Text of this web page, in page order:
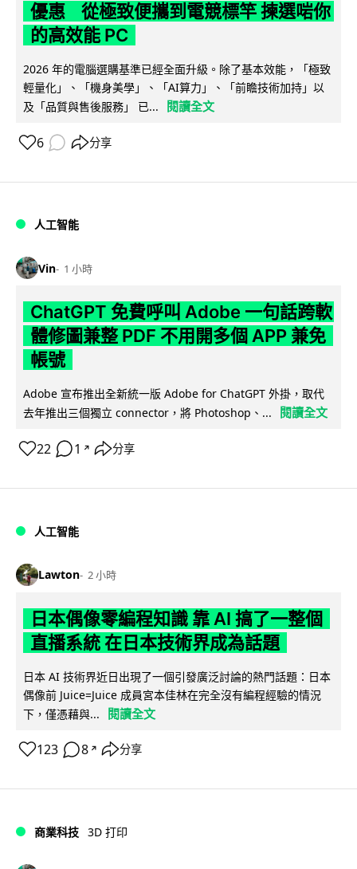
優惠 從極致便攜到電競標竿 揀選啱你
的高效能 PC
2026 年的電腦選購基準已經全面升級。除了基本效能，「極致
輕量化」、「機身美學」、「AI算力」、「前瞻技術加持」以
及「品質與售後服務」 已...
閱讀全文
6 分享
人工智能
Vin 1 小時
ChatGPT 免費呼叫 Adobe 一句話跨軟
體修圖兼整 PDF 不用開多個 APP 兼免
帳號
Adobe 宣布推出全新統一版 Adobe for ChatGPT 外掛，取代
去年推出三個獨立 connector，將 Photoshop、...
閱讀全文
22 1 ↗ 分享
人工智能
Lawton 2 小時
日本偶像零編程知識 靠 AI 搞了一整個
直播系統 在日本技術界成為話題
日本 AI 技術界近日出現了一個引發廣泛討論的熱門話題：日本
偶像前 Juice=Juice 成員宮本佳林在完全沒有編程經驗的情況
下，僅憑藉與...
閱讀全文
123 8 ↗ 分享
商業科技 3D 打印